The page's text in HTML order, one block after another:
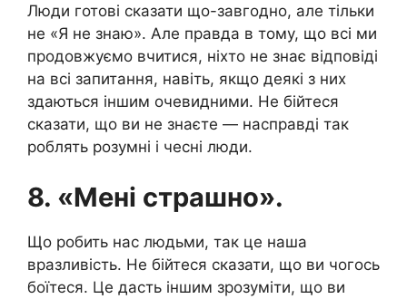
Люди готові сказати що-завгодно, але тільки
не «Я не знаю». Але правда в тому, що всі ми
продовжуємо вчитися, ніхто не знає відповіді
на всі запитання, навіть, якщо деякі з них
здаються іншим очевидними. Не бійтеся
сказати, що ви не знаєте — насправді так
роблять розумні і чесні люди.
8. «Мені страшно».
Що робить нас людьми, так це наша
вразливість. Не бійтеся сказати, що ви чогось
боїтеся. Це дасть іншим зрозуміти, що ви